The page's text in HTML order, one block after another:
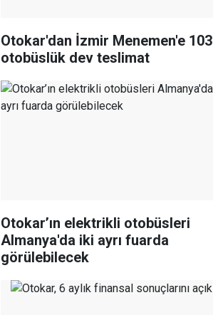
Otokar'dan İzmir Menemen'e 103
otobüslük dev teslimat
Otokar’ın elektrikli otobüsleri
Almanya'da iki ayrı fuarda
görülebilecek